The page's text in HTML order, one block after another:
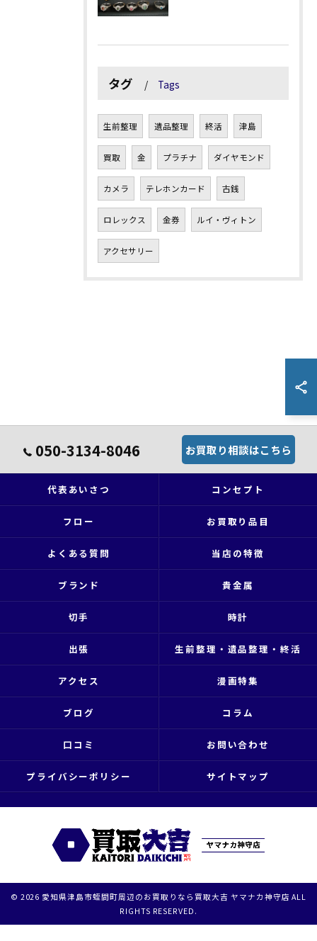
タグ Tags
生前整理 遺品整理 終活 津島
買取 金 プラチナ ダイヤモンド
カメラ テレホンカード 古銭
ロレックス 金券 ルイ・ヴィトン
アクセサリー
050-3134-8046 お買取り相談はこちら
代表あいさつ コンセプト
フロー お買取り品目
よくある質問 当店の特徴
ブランド 貴金属
切手 時計
出張 生前整理・遺品整理・終活
アクセス 漫画特集
ブログ コラム
口コミ お問い合わせ
プライバシーポリシー サイトマップ
© 2026 愛知県津島市蛭間町周辺のお買取りなら買取大吉 ヤマナカ神守店 ALL
RIGHTS RESERVED.